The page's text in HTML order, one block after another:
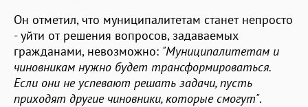
Он отметил, что муниципалитетам станет непросто
- уйти от решения вопросов, задаваемых
гражданами, невозможно: "Муниципалитетам и
чиновникам нужно будет трансформироваться.
Если они не успевают решать задачи, пусть
приходят другие чиновники, которые смогут".